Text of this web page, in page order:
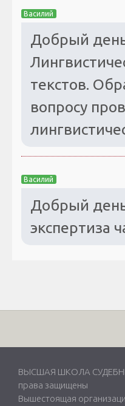
Василий
Добрый
текстов.
вопросу
Василий
Добрый
экспертиза
ВЫСШАЯ ШКОЛА
права защищены
Вышестоящая